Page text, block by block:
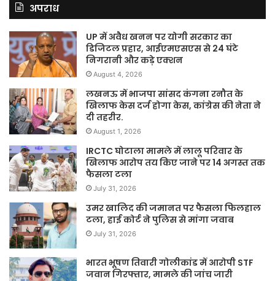
अपराध
UP में अवैध खनन पर योगी सरकार का
डिजिटल प्रहार, आईएमएसएस से 24 घंटे
निगरानी और कड़े एक्शन
August 4, 2026
लखनऊ में भाजपा सांसद कंगना रनौत के
खिलाफ केस दर्ज होगा केस, कांग्रेस की नेता ने
दी तहरीर.
August 1, 2026
IRCTC घोटाला मामले में लालू परिवार के
खिलाफ आरोप तय किए जाने पर 14 अगस्त तक
फैसला टला
July 31, 2026
उमर खालिद की जमानत पर फैसला फिलहाल
टला, हाई कोर्ट ने पुलिस से मांगा जवाब
July 31, 2026
भारत भूषण तिवारी गोलीकांड में आरोपी STF
जवान गिरफ्तार, मामले की जांच जारी